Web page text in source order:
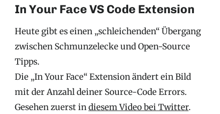
In Your Face VS Code Extension
Heute gibt es einen „schleichenden“ Übergang
zwischen Schmunzelecke und Open-Source
Tipps.
Die „In Your Face“ Extension ändert ein Bild
mit der Anzahl deiner Source-Code Errors.
Gesehen zuerst indiesem Video bei Twitter.